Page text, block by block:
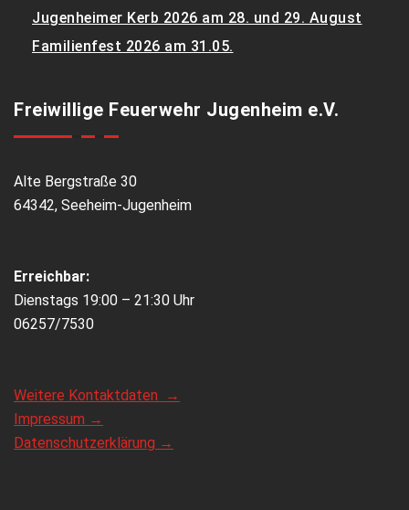
Jugenheimer Kerb 2026 am 28. und 29. August
Familienfest 2026 am 31.05.
Freiwillige Feuerwehr Jugenheim e.V.
Alte Bergstraße 30
64342, Seeheim-Jugenheim
Erreichbar:
Dienstags 19:00 – 21:30 Uhr
06257/7530
Weitere Kontaktdaten →
Impressum →
Datenschutzerklärung →